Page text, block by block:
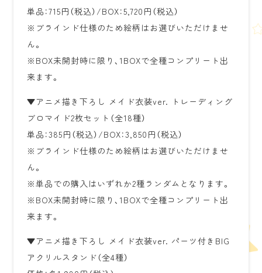
単品：715円（税込）/BOX：5,720円（税込）
※ブラインド仕様のため絵柄はお選びいただけませ
ん。
※BOX未開封時に限り、1BOXで全種コンプリート出
来ます。
▼アニメ描き下ろし メイド衣装ver. トレーディング
ブロマイド2枚セット（全18種）
単品：385円（税込）/BOX：3,850円（税込）
※ブラインド仕様のため絵柄はお選びいただけませ
ん。
※単品での購入はいずれか2種ランダムとなります。
※BOX未開封時に限り、1BOXで全種コンプリート出
来ます。
▼アニメ描き下ろし メイド衣装ver. パーツ付きBIG
アクリルスタンド（全4種）